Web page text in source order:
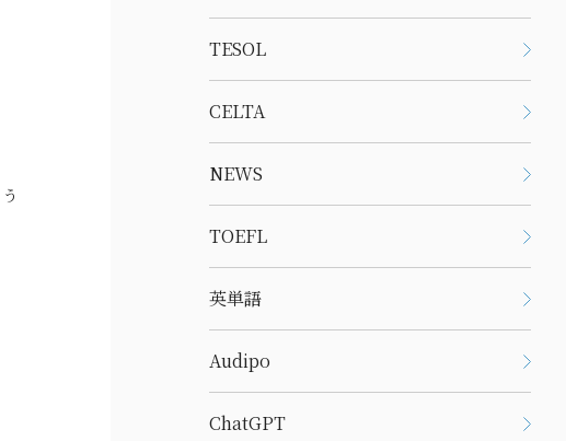
TESOL
CELTA
NEWS
TOEFL
英単語
Audipo
ChatGPT